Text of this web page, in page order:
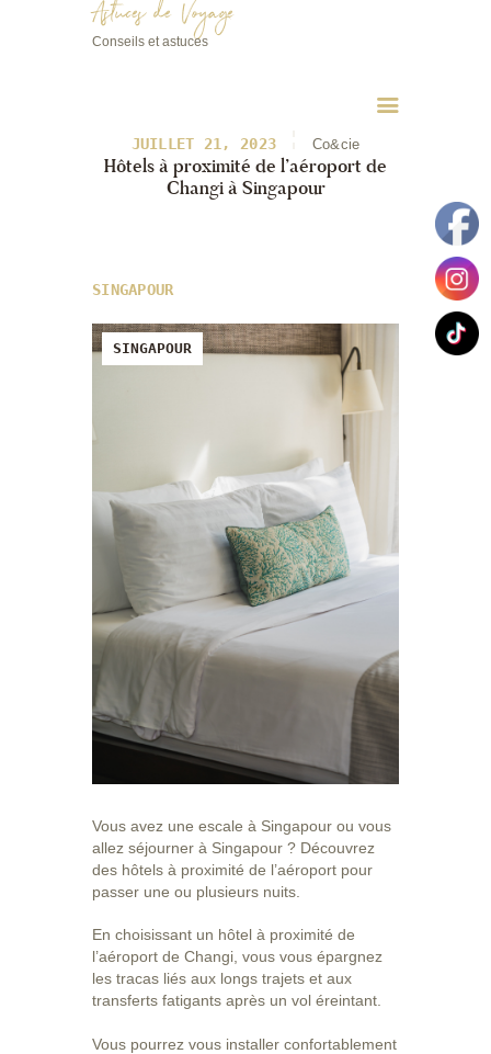
Astuces de Voyage
Conseils et astuces
JUILLET 21, 2023 Co&cie
Hôtels à proximité de l’aéroport de
Changi à Singapour
SINGAPOUR
SINGAPOUR
Vous avez une escale à Singapour ou vous
allez séjourner à Singapour ? Découvrez
des hôtels à proximité de l’aéroport pour
passer une ou plusieurs nuits.
En choisissant un hôtel à proximité de
l’aéroport de Changi, vous vous épargnez
les tracas liés aux longs trajets et aux
transferts fatigants après un vol éreintant.
Vous pourrez vous installer confortablement